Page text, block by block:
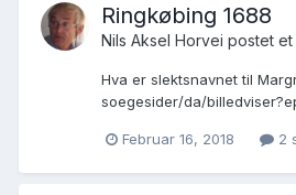
Ringkøbing 1688
Nils Aksel Horvei postet et
Hva er slektsnavnet til
soegesider/da/
Februar 16, 2018 2